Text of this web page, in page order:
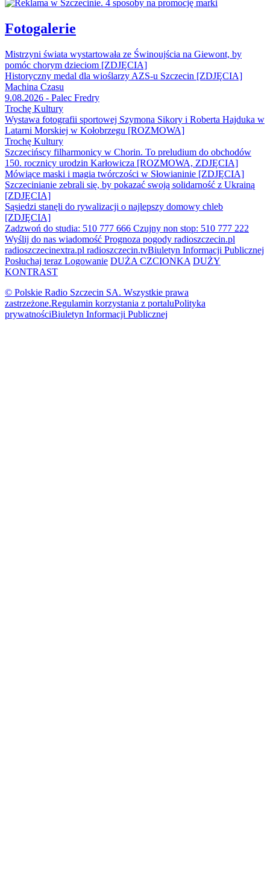
Fotogalerie
Mistrzyni świata wystartowała ze Świnoujścia na Giewont, by
pomóc chorym dzieciom [ZDJĘCIA]
Historyczny medal dla wioślarzy AZS-u Szczecin [ZDJĘCIA]
Machina Czasu
9.08.2026 - Palec Fredry
Trochę Kultury
Wystawa fotografii sportowej Szymona Sikory i Roberta Hajduka w
Latarni Morskiej w Kołobrzegu [ROZMOWA]
Trochę Kultury
Szczecińscy filharmonicy w Chorin. To preludium do obchodów
150. rocznicy urodzin Karłowicza [ROZMOWA, ZDJĘCIA]
Mówiące maski i magia twórczości w Słowianinie [ZDJĘCIA]
Szczecinianie zebrali się, by pokazać swoją solidarność z Ukrainą
[ZDJĘCIA]
Sąsiedzi stanęli do rywalizacji o najlepszy domowy chleb
[ZDJĘCIA]
Zadzwoń do studia: 510 777 666 Czujny non stop: 510 777 222
Wyślij do nas wiadomość Prognoza pogody radioszczecin.pl
radioszczecinextra.pl radioszczecin.tvBiuletyn Informacji Publicznej
Posłuchaj teraz Logowanie DUŻA CZCIONKA DUŻY
KONTRAST
© Polskie Radio Szczecin SA. Wszystkie prawa
zastrzeżone.Regulamin korzystania z portaluPolityka
prywatnościBiuletyn Informacji Publicznej